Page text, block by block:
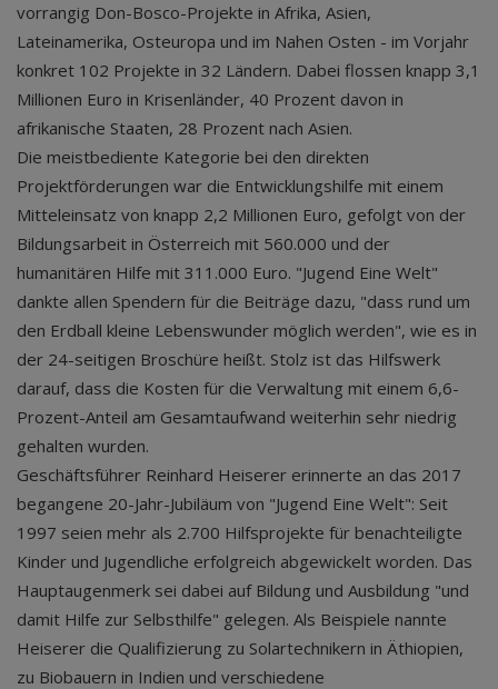
vorrangig Don-Bosco-Projekte in Afrika, Asien,
Lateinamerika, Osteuropa und im Nahen Osten - im Vorjahr
konkret 102 Projekte in 32 Ländern. Dabei flossen knapp 3,1
Millionen Euro in Krisenländer, 40 Prozent davon in
afrikanische Staaten, 28 Prozent nach Asien.
Die meistbediente Kategorie bei den direkten
Projektförderungen war die Entwicklungshilfe mit einem
Mitteleinsatz von knapp 2,2 Millionen Euro, gefolgt von der
Bildungsarbeit in Österreich mit 560.000 und der
humanitären Hilfe mit 311.000 Euro. "Jugend Eine Welt"
dankte allen Spendern für die Beiträge dazu, "dass rund um
den Erdball kleine Lebenswunder möglich werden", wie es in
der 24-seitigen Broschüre heißt. Stolz ist das Hilfswerk
darauf, dass die Kosten für die Verwaltung mit einem 6,6-
Prozent-Anteil am Gesamtaufwand weiterhin sehr niedrig
gehalten wurden.
Geschäftsführer Reinhard Heiserer erinnerte an das 2017
begangene 20-Jahr-Jubiläum von "Jugend Eine Welt": Seit
1997 seien mehr als 2.700 Hilfsprojekte für benachteiligte
Kinder und Jugendliche erfolgreich abgewickelt worden. Das
Hauptaugenmerk sei dabei auf Bildung und Ausbildung "und
damit Hilfe zur Selbsthilfe" gelegen. Als Beispiele nannte
Heiserer die Qualifizierung zu Solartechnikern in Äthiopien,
zu Biobauern in Indien und verschiedene